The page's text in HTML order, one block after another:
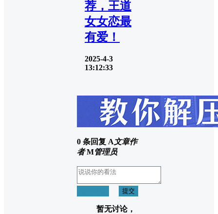
荐，王道
女女恋最
有爱！
2025-4-3
13:12:33
0 条回复 A文章作
者 M管理员
提交
暂无讨论，